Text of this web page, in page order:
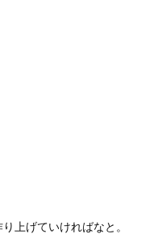
上げていければなと。